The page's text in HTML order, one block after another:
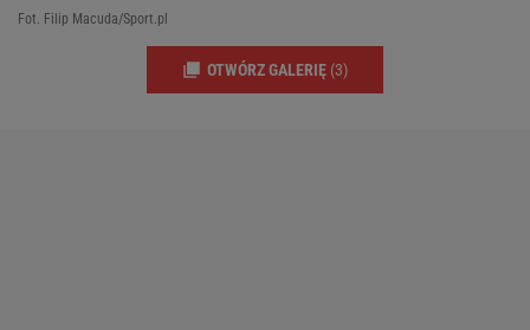
Fot. Filip Macuda/Sport.pl
OTWÓRZ GALERIĘ (3)